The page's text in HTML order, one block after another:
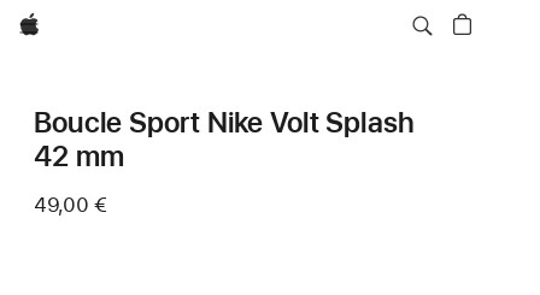
Apple
Boucle Sport Nike Volt Splash
42 mm
49,00 €